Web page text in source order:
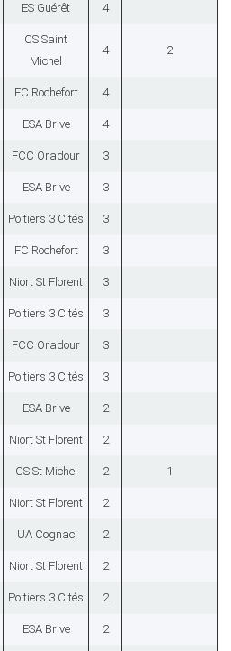
ES Guérêt 4
CS Saint
Michel
4 2
FC Rochefort 4
ESA Brive 4
FCC Oradour 3
ESA Brive 3
Poitiers 3 Cités 3
FC Rochefort 3
Niort St Florent 3
Poitiers 3 Cités 3
FCC Oradour 3
Poitiers 3 Cités 3
ESA Brive 2
Niort St Florent 2
CS St Michel 2 1
Niort St Florent 2
UA Cognac 2
Niort St Florent 2
Poitiers 3 Cités 2
ESA Brive 2